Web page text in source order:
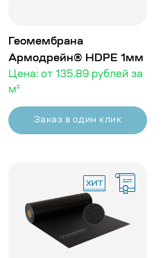
Геомембрана
Армодрейн® HDPE 1мм
Цена: от 135.89 рублей за
м²
Заказ в один клик